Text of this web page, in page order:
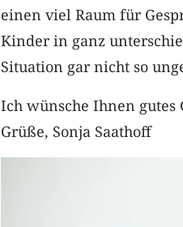
einen viel Raum für
Kinder in ganz
Situation gar nicht so
Ich wünsche Ihnen
Grüße, Sonja Saathoff